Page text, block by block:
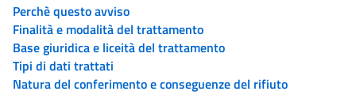
Perchè questo avviso
Finalità e modalità del trattamento
Base giuridica e liceità del trattamento
Tipi di dati trattati
Natura del conferimento e conseguenze del rifiuto